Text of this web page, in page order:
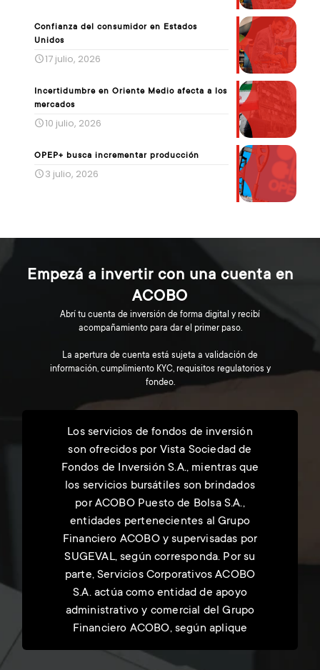
Confianza del consumidor en Estados
Unidos
17 julio, 2026
Incertidumbre en Oriente Medio afecta a los
mercados
10 julio, 2026
OPEP+ busca incrementar producción
3 julio, 2026
Empezá a invertir con una cuenta en
ACOBO
Abrí tu cuenta de inversión de forma digital y recibí
acompañamiento para dar el primer paso.
La apertura de cuenta está sujeta a validación de
información, cumplimiento KYC, requisitos regulatorios y
fondeo.
Los servicios de fondos de inversión
son ofrecidos por Vista Sociedad de
Fondos de Inversión S.A., mientras que
los servicios bursátiles son brindados
por ACOBO Puesto de Bolsa S.A.,
entidades pertenecientes al Grupo
Financiero ACOBO y supervisadas por
SUGEVAL, según corresponda. Por su
parte, Servicios Corporativos ACOBO
S.A. actúa como entidad de apoyo
administrativo y comercial del Grupo
Financiero ACOBO, según aplique